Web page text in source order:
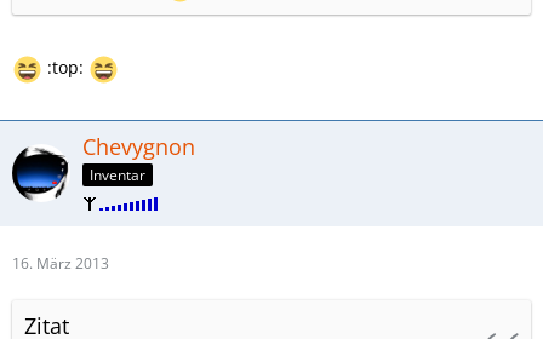
:top:
Chevygnon
Inventar
16. März 2013
Zitat